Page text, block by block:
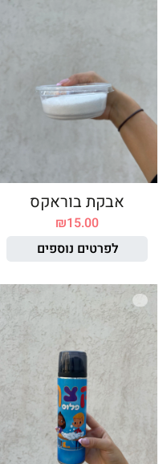
אבקת בוראקס
₪15.00
לפרטים נוספים